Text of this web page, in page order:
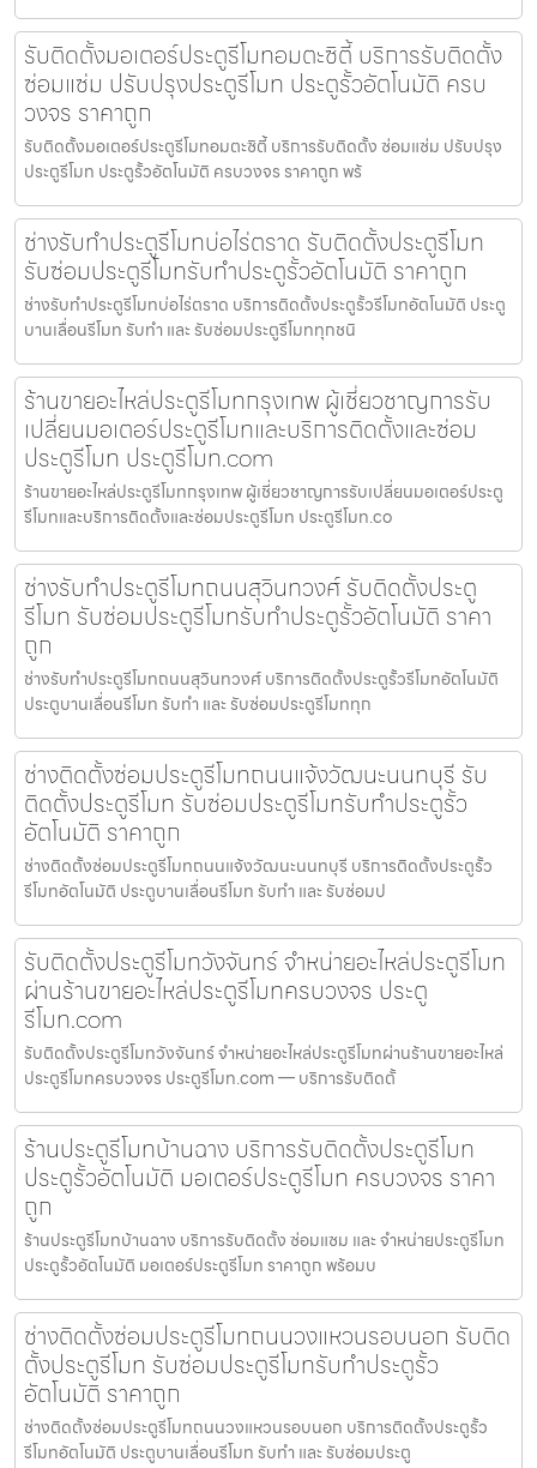
รับติดตั้งมอเตอร์ประตูรีโมทอมตะซิตี้ บริการรับติดตั้ง
ซ่อมแซ่ม ปรับปรุงประตูรีโมท ประตูรั้วอัตโนมัติ ครบ
วงจร ราคาถูก
รับติดตั้งมอเตอร์ประตูรีโมทอมตะซิตี้ บริการรับติดตั้ง ซ่อมแซ่ม ปรับปรุง
ประตูรีโมท ประตูรั้วอัตโนมัติ ครบวงจร ราคาถูก พร้
ช่างรับทำประตูรีโมทบ่อไร่ตราด รับติดตั้งประตูรีโมท
รับซ่อมประตูรีโมทรับทำประตูรั้วอัตโนมัติ ราคาถูก
ช่างรับทำประตูรีโมทบ่อไร่ตราด บริการติดตั้งประตูรั้วรีโมทอัตโนมัติ ประตู
บานเลื่อนรีโมท รับทำ และ รับซ่อมประตูรีโมททุกชนิ
ร้านขายอะไหล่ประตูรีโมทกรุงเทพ ผู้เชี่ยวชาญการรับ
เปลี่ยนมอเตอร์ประตูรีโมทและบริการติดตั้งและซ่อม
ประตูรีโมท ประตูรีโมท.com
ร้านขายอะไหล่ประตูรีโมทกรุงเทพ ผู้เชี่ยวชาญการรับเปลี่ยนมอเตอร์ประตู
รีโมทและบริการติดตั้งและซ่อมประตูรีโมท ประตูรีโมท.co
ช่างรับทำประตูรีโมทถนนสุวินทวงศ์ รับติดตั้งประตู
รีโมท รับซ่อมประตูรีโมทรับทำประตูรั้วอัตโนมัติ ราคา
ถูก
ช่างรับทำประตูรีโมทถนนสุวินทวงศ์ บริการติดตั้งประตูรั้วรีโมทอัตโนมัติ
ประตูบานเลื่อนรีโมท รับทำ และ รับซ่อมประตูรีโมททุก
ช่างติดตั้งซ่อมประตูรีโมทถนนแจ้งวัฒนะนนทบุรี รับ
ติดตั้งประตูรีโมท รับซ่อมประตูรีโมทรับทำประตูรั้ว
อัตโนมัติ ราคาถูก
ช่างติดตั้งซ่อมประตูรีโมทถนนแจ้งวัฒนะนนทบุรี บริการติดตั้งประตูรั้ว
รีโมทอัตโนมัติ ประตูบานเลื่อนรีโมท รับทำ และ รับซ่อมป
รับติดตั้งประตูรีโมทวังจันทร์ จำหน่ายอะไหล่ประตูรีโมท
ผ่านร้านขายอะไหล่ประตูรีโมทครบวงจร ประตู
รีโมท.com
รับติดตั้งประตูรีโมทวังจันทร์ จำหน่ายอะไหล่ประตูรีโมทผ่านร้านขายอะไหล่
ประตูรีโมทครบวงจร ประตูรีโมท.com — บริการรับติดตั้
ร้านประตูรีโมทบ้านฉาง บริการรับติดตั้งประตูรีโมท
ประตูรั้วอัตโนมัติ มอเตอร์ประตูรีโมท ครบวงจร ราคา
ถูก
ร้านประตูรีโมทบ้านฉาง บริการรับติดตั้ง ซ่อมแซม และ จำหน่ายประตูรีโมท
ประตูรั้วอัตโนมัติ มอเตอร์ประตูรีโมท ราคาถูก พร้อมบ
ช่างติดตั้งซ่อมประตูรีโมทถนนวงแหวนรอบนอก รับติด
ตั้งประตูรีโมท รับซ่อมประตูรีโมทรับทำประตูรั้ว
อัตโนมัติ ราคาถูก
ช่างติดตั้งซ่อมประตูรีโมทถนนวงแหวนรอบนอก บริการติดตั้งประตูรั้ว
รีโมทอัตโนมัติ ประตูบานเลื่อนรีโมท รับทำ และ รับซ่อมประตู